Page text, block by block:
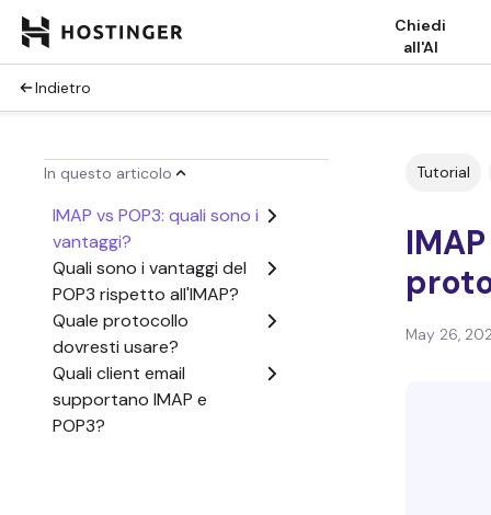
Chiedi
all'AI
Indietro
In questo articolo
IMAP vs POP3: quali sono i
vantaggi?
Quali sono i vantaggi del
POP3 rispetto all'IMAP?
Quale protocollo
dovresti usare?
Quali client email
supportano IMAP e
POP3?
Tutorial
May 26,